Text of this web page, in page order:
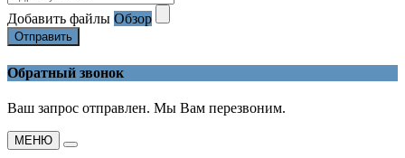
Добавить файлы Обзор
Отправить
Обратный звонок
Ваш запрос отправлен. Мы Вам перезвоним.
МЕНЮ